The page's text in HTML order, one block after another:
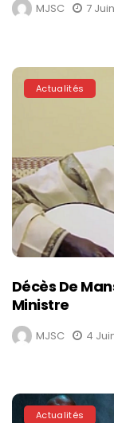
MJSC 7
Actualités
Décès De
Ministre
MJSC 4
Actualités